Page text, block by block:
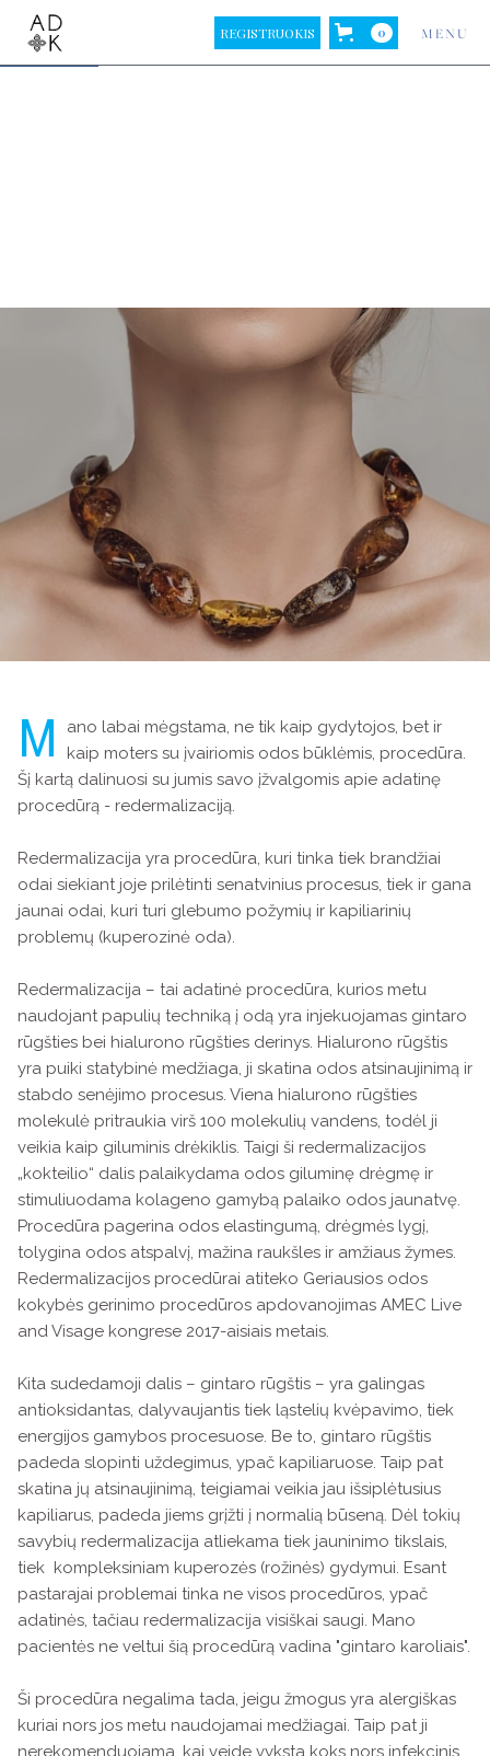
REGISTRUOKIS 0 MENU
M
ano labai mėgstama, ne tik kaip gydytojos, bet ir
kaip moters su įvairiomis odos būklėmis, procedūra.
Šį kartą dalinuosi su jumis savo įžvalgomis apie adatinę
procedūrą - redermalizaciją.
Redermalizacija yra procedūra, kuri tinka tiek brandžiai
odai siekiant joje prilėtinti senatvinius procesus, tiek ir gana
jaunai odai, kuri turi glebumo požymių ir kapiliarinių
problemų (kuperozinė oda).
Redermalizacija – tai adatinė procedūra, kurios metu
naudojant papulių techniką į odą yra injekuojamas gintaro
rūgšties bei hialurono rūgšties derinys. Hialurono rūgštis
yra puiki statybinė medžiaga, ji skatina odos atsinaujinimą ir
stabdo senėjimo procesus. Viena hialurono rūgšties
molekulė pritraukia virš 100 molekulių vandens, todėl ji
veikia kaip giluminis drėkiklis. Taigi ši redermalizacijos
„kokteilio“ dalis palaikydama odos giluminę drėgmę ir
stimuliuodama kolageno gamybą palaiko odos jaunatvę.
Procedūra pagerina odos elastingumą, drėgmės lygį,
tolygina odos atspalvį, mažina raukšles ir amžiaus žymes.
Redermalizacijos procedūrai atiteko Geriausios odos
kokybės gerinimo procedūros apdovanojimas AMEC Live
and Visage kongrese 2017-aisiais metais.
Kita sudedamoji dalis – gintaro rūgštis – yra galingas
antioksidantas, dalyvaujantis tiek ląstelių kvėpavimo, tiek
energijos gamybos procesuose. Be to, gintaro rūgštis
padeda slopinti uždegimus, ypač kapiliaruose. Taip pat
skatina jų atsinaujinimą, teigiamai veikia jau išsiplėtusius
kapiliarus, padeda jiems grįžti į normalią būseną. Dėl tokių
savybių redermalizacija atliekama tiek jauninimo tikslais,
tiek kompleksiniam kuperozės (rožinės) gydymui. Esant
pastarajai problemai tinka ne visos procedūros, ypač
adatinės, tačiau redermalizacija visiškai saugi. Mano
pacientės ne veltui šią procedūrą vadina "gintaro karoliais".
Ši procedūra negalima tada, jeigu žmogus yra alergiškas
kuriai nors jos metu naudojamai medžiagai. Taip pat ji
nerekomenduojama, kai veide vyksta koks nors infekcinis